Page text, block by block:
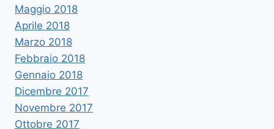
Maggio 2018
Aprile 2018
Marzo 2018
Febbraio 2018
Gennaio 2018
Dicembre 2017
Novembre 2017
Ottobre 2017